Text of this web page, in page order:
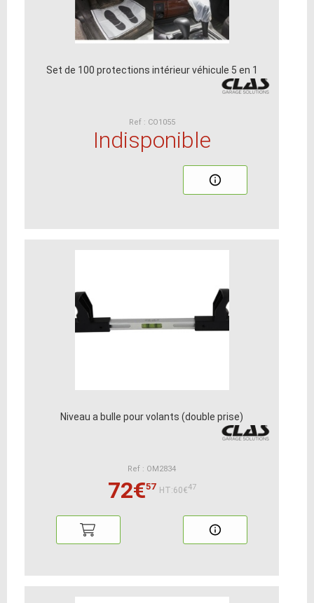
Set de 100 protections intérieur véhicule 5 en 1
Ref : CO1055
Indisponible
Niveau a bulle pour volants (double prise)
Ref : OM2834
72€57 HT:60€47